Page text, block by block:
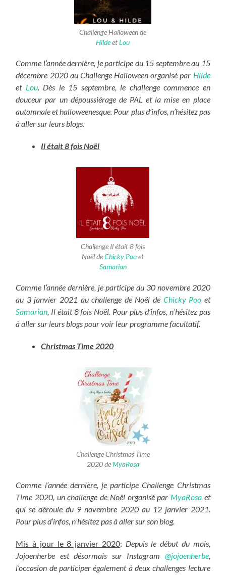
Challenge Halloween de
HildeetLou
Comme l’année dernière, je participe du 15 septembre au 15
décembre 2020 au Challenge Halloween organisé par Hilde
et Lou. Dès le 15 septembre, le challenge commence en
douceur par un dépoussiérage de PAL et la mise en place
automnale et halloweenesque. Pour plus d’infos, n’hésitez pas
à aller sur leurs blogs.
Il était 8 fois Noël
Challenge Il était 8 fois
Noël deChicky Pooet
Samarian
Comme l’année dernière, je participe du 30 novembre 2020
au 3 janvier 2021 au challenge de Noël de Chicky Poo et
Samarian, Il était 8 fois Noël. Pour plus d’infos, n’hésitez pas
à aller sur leurs blogs pour voir leur programme facultatif.
Christmas Time 2020
Challenge Christmas Time
2020 deMyaRosa
Comme l’année dernière, je participe Challenge Christmas
Time 2020, un challenge de Noël organisé par MyaRosaet
qui se déroule du 9 novembre 2020 au 12 janvier 2021.
Pour plus d’infos, n’hésitez pas à aller sur son blog.
Mis à jour le 8 janvier 2020: Depuis le début du mois,
Jojoenherbe est désormais sur Instagram @jojoenherbe,
l’occasion de participer également à deux challenges lecture